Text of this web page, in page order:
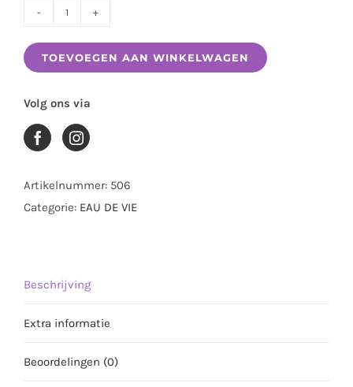
OBST
SCHNAPS
LTR
aantal
TOEVOEGEN AAN WINKELWAGEN
Volg ons via
Artikelnummer: 506
Categorie: EAU DE VIE
Beschrijving
Extra informatie
Beoordelingen (0)